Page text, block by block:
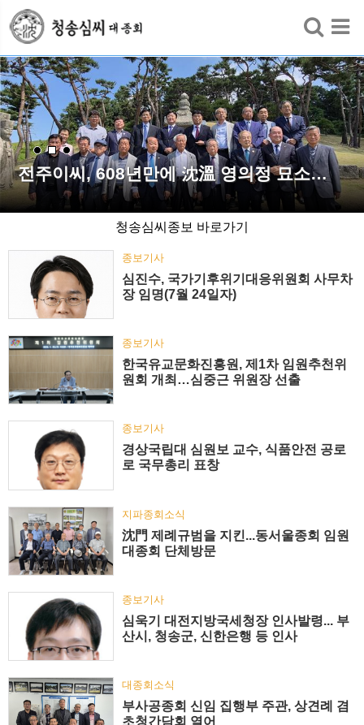
검색
전주이씨, 608년만에 沈溫 영의정 묘소…
청송심씨종보 바로가기
종보기사
심진수, 국가기후위기대응위원회 사무차
장 임명(7월 24일자)
종보기사
한국유교문화진흥원, 제1차 임원추천위
원회 개최…심중근 위원장 선출
종보기사
경상국립대 심원보 교수, 식품안전 공로
로 국무총리 표창
지파종회소식
沈門 제례규범을 지킨...동서울종회 임원
대종회 단체방문
종보기사
심욱기 대전지방국세청장 인사발령... 부
산시, 청송군, 신한은행 등 인사
대종회소식
부사공종회 신임 집행부 주관, 상견례 겸
초청간담회 열어